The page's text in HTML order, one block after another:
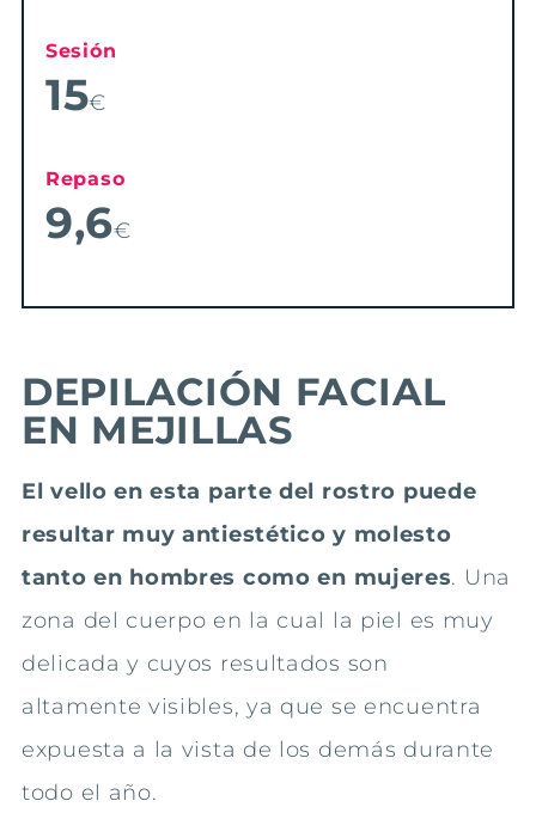
Sesión
15€
Repaso
9,6€
DEPILACIÓN FACIAL
EN MEJILLAS
El vello en esta parte del rostro puede
resultar muy antiestético y molesto
tanto en hombres como en mujeres. Una
zona del cuerpo en la cual la piel es muy
delicada y cuyos resultados son
altamente visibles, ya que se encuentra
expuesta a la vista de los demás durante
todo el año.